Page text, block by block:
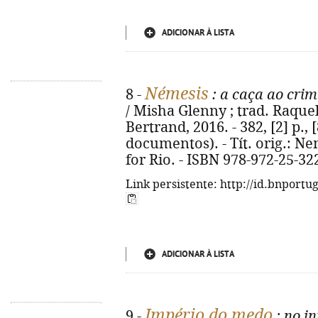
ADICIONAR À LISTA
8 -Némesis : a caça ao
/ Misha Glenny ; trad.
Bertrand, 2016. - 382, [2] p.,
documentos). - Tít. orig.:
for Rio. - ISBN 978-972-25-
Link persistente: http://
ADICIONAR À LISTA